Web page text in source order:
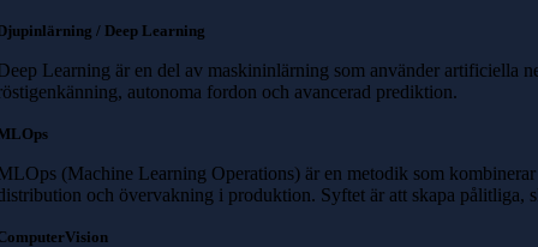
/ Deep Learning
Learning är en del av maskininlärning som använder artificiella
autonoma fordon och avancerad prediktion.
(Machine Learning Operations) är en metodik som
och övervakning i produktion. Syftet är att skapa pålitliga,